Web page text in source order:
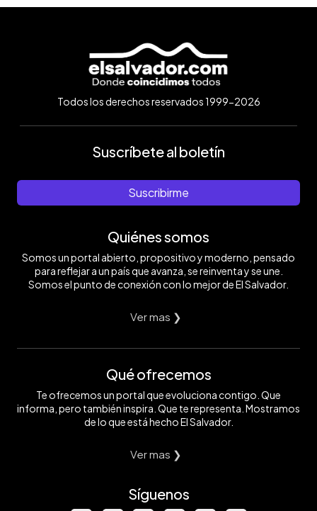
Todos los derechos reservados 1999-2026
Suscríbete al boletín
Suscribirme
Quiénes somos
Somos un portal abierto, propositivo y moderno, pensado
para reflejar a un país que avanza, se reinventa y se une.
Somos el punto de conexión con lo mejor de El Salvador.
Ver mas ❯
Qué ofrecemos
Te ofrecemos un portal que evoluciona contigo. Que
informa, pero también inspira. Que te representa. Mostramos
de lo que está hecho El Salvador.
Ver mas ❯
Síguenos